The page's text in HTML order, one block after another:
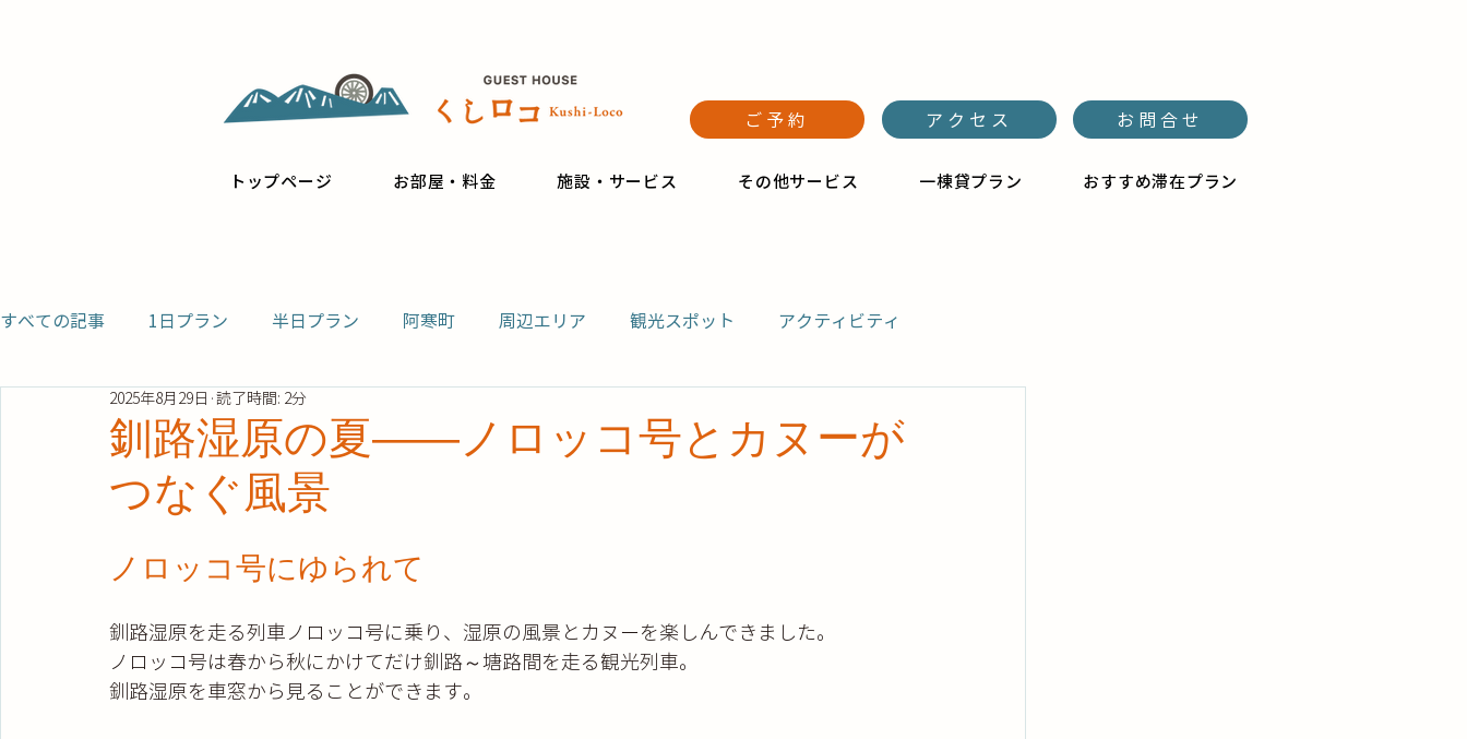
ご予約 アクセス お問合せ
トップページ お部屋・料金 施設・サービス その他サービス 一棟貸プラン おすすめ滞在プラン
すべての記事 1日プラン 半日プラン 阿寒町 周辺エリア 観光スポット アクティビティ
釧路湿原の夏――ノロッコ号とカヌーが
つなぐ風景
2025年8月29日 読了時間: 2分
ノロッコ号にゆられて
釧路湿原を走る列車ノロッコ号に乗り、湿原の風景とカヌーを楽しんできました。
ノロッコ号は春から秋にかけてだけ釧路～塘路間を走る観光列車。
釧路湿原を車窓から見ることができます。